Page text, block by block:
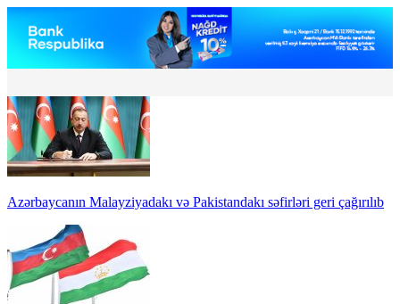
Azərbaycanın Malayziyadakı və Pakistandakı səfirləri geri çağırılıb